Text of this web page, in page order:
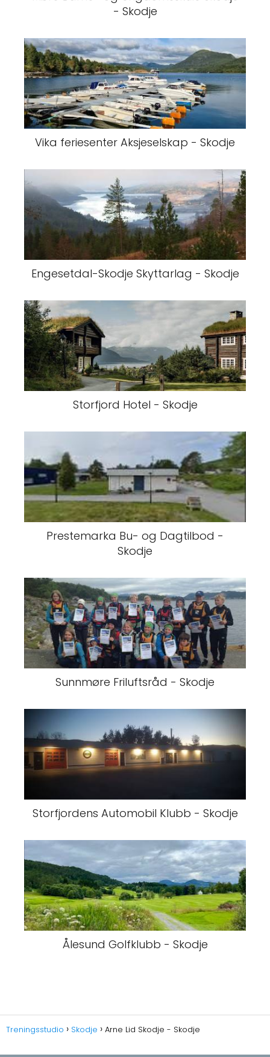
- Skodje
Vika feriesenter Aksjeselskap - Skodje
Engesetdal-Skodje Skyttarlag - Skodje
Storfjord Hotel - Skodje
Prestemarka Bu- og Dagtilbod -
Skodje
Sunnmøre Friluftsråd - Skodje
Storfjordens Automobil Klubb - Skodje
Ålesund Golfklubb - Skodje
Treningsstudio Skodje Arne Lid Skodje - Skodje